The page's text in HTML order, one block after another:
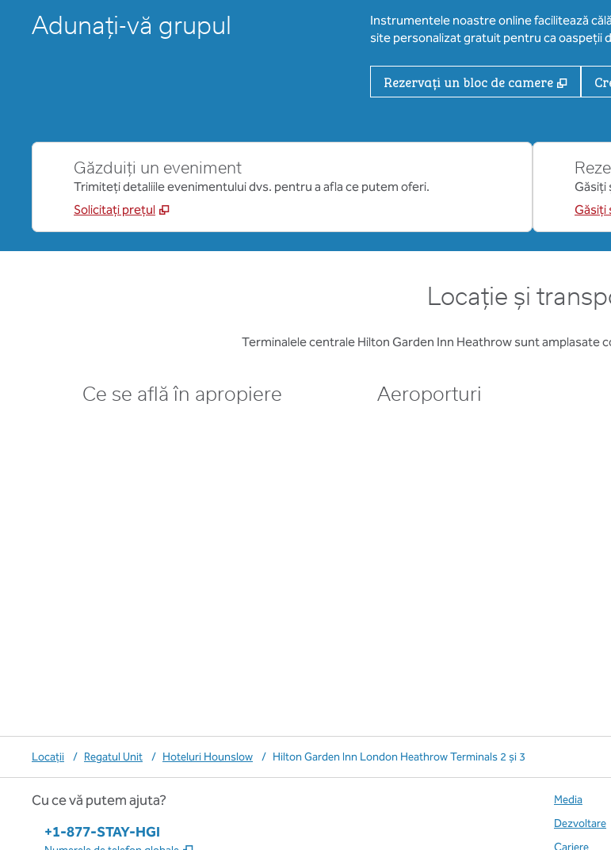
Adunați-vă grupul
Instrumentele noastre online facilitează
site personalizat gratuit pentru ca oaspeții
Rezervați un bloc de camere ,
Găzduiți un eveniment
Trimiteți detaliile evenimentului dvs. pentru a afla ce putem oferi.
Solicitați prețul
Găsiți
Găsiți
Locație și
Terminalele centrale Hilton Garden Inn Heathrow sunt amplasate
Ce se află în apropiere Aeroporturi
Locații / Regatul Unit / Hoteluri Hounslow / Hilton Garden Inn London Heathrow Terminals 2 și 3
Cu ce vă putem ajuta?
Telefon:
+1-877-STAY-HGI
Media
Dezvoltare
Cariere